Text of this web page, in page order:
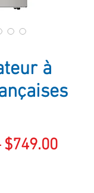
à
Regular
$749.00Sale